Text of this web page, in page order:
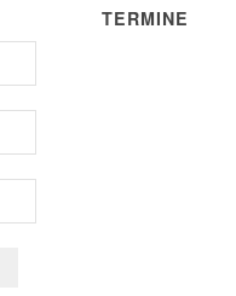
TERMINE